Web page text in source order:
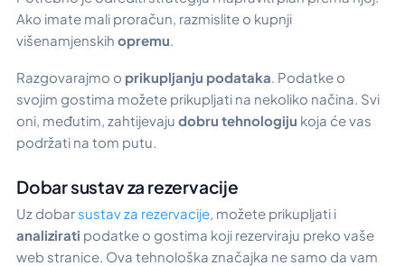
Ako imate mali proračun, razmislite o kupnji
višenamjenskih opremu.
Razgovarajmo o prikupljanju podataka. Podatke o
svojim gostima možete prikupljati na nekoliko načina. Svi
oni, međutim, zahtijevaju dobru tehnologiju koja će vas
podržati na tom putu.
Dobar sustav za rezervacije
Uz dobar sustav za rezervacije , možete prikupljati i
analizirati podatke o gostima koji rezerviraju preko vaše
web stranice. Ova tehnološka značajka ne samo da vam